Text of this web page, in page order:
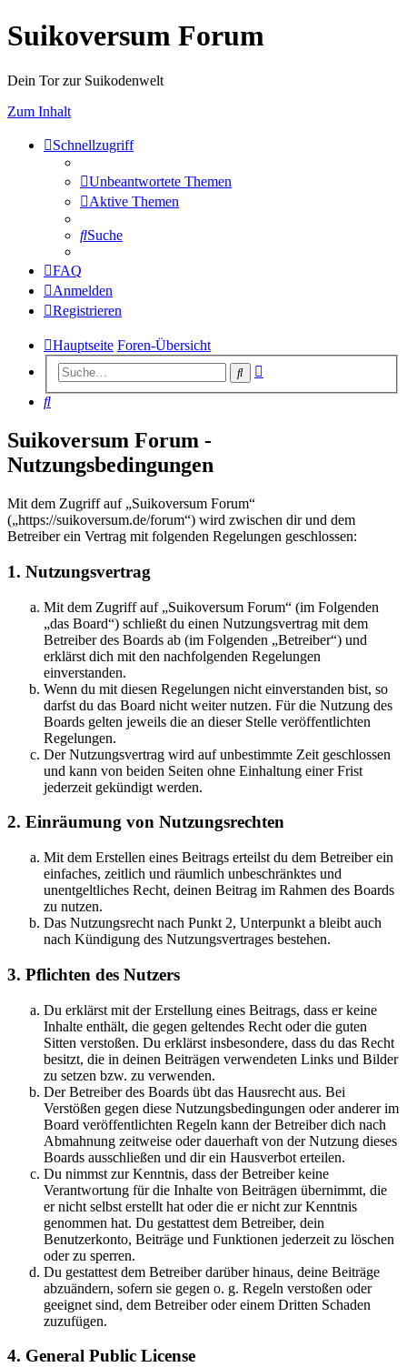
Suikoversum Forum
Dein Tor zur Suikodenwelt
Zum Inhalt
Schnellzugriff
Unbeantwortete Themen
Aktive Themen
Suche
FAQ
Anmelden
Registrieren
Hauptseite Foren-Übersicht
Suche
Suche
Suikoversum Forum -
Nutzungsbedingungen
Mit dem Zugriff auf „Suikoversum Forum“
(„https://suikoversum.de/forum“) wird zwischen dir und dem
Betreiber ein Vertrag mit folgenden Regelungen geschlossen:
1. Nutzungsvertrag
Mit dem Zugriff auf „Suikoversum Forum“ (im Folgenden
„das Board“) schließt du einen Nutzungsvertrag mit dem
Betreiber des Boards ab (im Folgenden „Betreiber“) und
erklärst dich mit den nachfolgenden Regelungen
einverstanden.
Wenn du mit diesen Regelungen nicht einverstanden bist, so
darfst du das Board nicht weiter nutzen. Für die Nutzung des
Boards gelten jeweils die an dieser Stelle veröffentlichten
Regelungen.
Der Nutzungsvertrag wird auf unbestimmte Zeit geschlossen
und kann von beiden Seiten ohne Einhaltung einer Frist
jederzeit gekündigt werden.
2. Einräumung von Nutzungsrechten
Mit dem Erstellen eines Beitrags erteilst du dem Betreiber ein
einfaches, zeitlich und räumlich unbeschränktes und
unentgeltliches Recht, deinen Beitrag im Rahmen des Boards
zu nutzen.
Das Nutzungsrecht nach Punkt 2, Unterpunkt a bleibt auch
nach Kündigung des Nutzungsvertrages bestehen.
3. Pflichten des Nutzers
Du erklärst mit der Erstellung eines Beitrags, dass er keine
Inhalte enthält, die gegen geltendes Recht oder die guten
Sitten verstoßen. Du erklärst insbesondere, dass du das Recht
besitzt, die in deinen Beiträgen verwendeten Links und Bilder
zu setzen bzw. zu verwenden.
Der Betreiber des Boards übt das Hausrecht aus. Bei
Verstößen gegen diese Nutzungsbedingungen oder anderer im
Board veröffentlichten Regeln kann der Betreiber dich nach
Abmahnung zeitweise oder dauerhaft von der Nutzung dieses
Boards ausschließen und dir ein Hausverbot erteilen.
Du nimmst zur Kenntnis, dass der Betreiber keine
Verantwortung für die Inhalte von Beiträgen übernimmt, die
er nicht selbst erstellt hat oder die er nicht zur Kenntnis
genommen hat. Du gestattest dem Betreiber, dein
Benutzerkonto, Beiträge und Funktionen jederzeit zu löschen
oder zu sperren.
Du gestattest dem Betreiber darüber hinaus, deine Beiträge
abzuändern, sofern sie gegen o. g. Regeln verstoßen oder
geeignet sind, dem Betreiber oder einem Dritten Schaden
zuzufügen.
4. General Public License